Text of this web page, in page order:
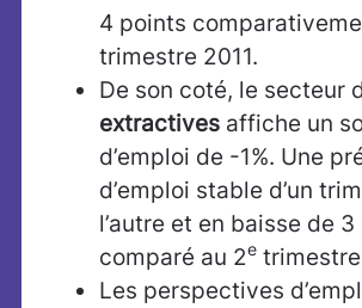
4 points
trimestre 2011.
De son coté, le secteur
extractives affiche un
d’emploi de -1%. Une
d’emploi stable d’un
l’autre et en baisse de
comparé au 2e trimestre
Les perspectives